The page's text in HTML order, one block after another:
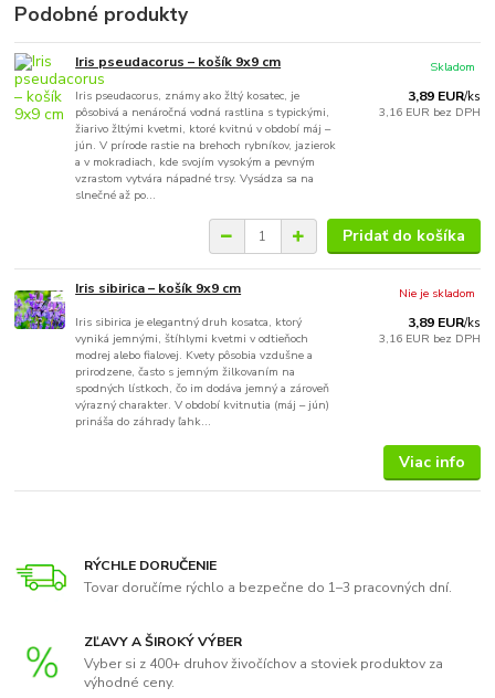
Podobné produkty
Iris pseudacorus – košík 9x9 cm
Iris pseudacorus, známy ako žltý kosatec, je
pôsobivá a nenáročná vodná rastlina s typickými,
žiarivo žltými kvetmi, ktoré kvitnú v období máj –
jún. V prírode rastie na brehoch rybníkov, jazierok
a v mokradiach, kde svojím vysokým a pevným
vzrastom vytvára nápadné trsy. Vysádza sa na
slnečné až po...
3,89 EUR/ks
3,16 EUR bez DPH
Skladom
Pridať do košíka
Iris sibirica – košík 9x9 cm
Iris sibirica je elegantný druh kosatca, ktorý
vyniká jemnými, štíhlymi kvetmi v odtieňoch
modrej alebo fialovej. Kvety pôsobia vzdušne a
prirodzene, často s jemným žilkovaním na
spodných lístkoch, čo im dodáva jemný a zároveň
výrazný charakter. V období kvitnutia (máj – jún)
prináša do záhrady ľahk...
3,89 EUR/ks
3,16 EUR bez DPH
Nie je skladom
Viac info
RÝCHLE DORUČENIE
Tovar doručíme rýchlo a bezpečne do 1–3 pracovných dní.
ZĽAVY A ŠIROKÝ VÝBER
Vyber si z 400+ druhov živočíchov a stoviek produktov za
výhodné ceny.